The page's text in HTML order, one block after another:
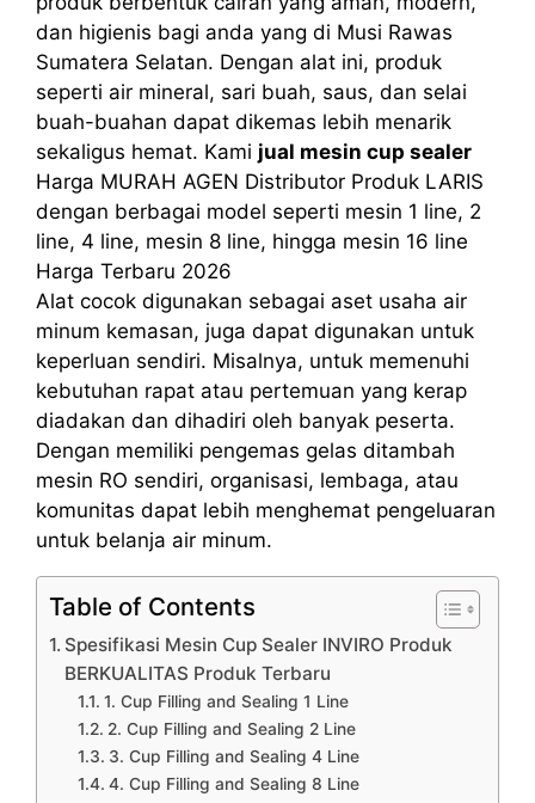
dan higienis bagi anda yang di Musi Rawas
Sumatera Selatan. Dengan alat ini, produk
seperti air mineral, sari buah, saus, dan selai
buah-buahan dapat dikemas lebih menarik
sekaligus hemat. Kami jual mesin cup sealer
Harga MURAH AGEN Distributor Produk LARIS
dengan berbagai model seperti mesin 1 line, 2
line, 4 line, mesin 8 line, hingga mesin 16 line
Harga Terbaru 2026
Alat cocok digunakan sebagai aset usaha air
minum kemasan, juga dapat digunakan untuk
keperluan sendiri. Misalnya, untuk memenuhi
kebutuhan rapat atau pertemuan yang kerap
diadakan dan dihadiri oleh banyak peserta.
Dengan memiliki pengemas gelas ditambah
mesin RO sendiri, organisasi, lembaga, atau
komunitas dapat lebih menghemat pengeluaran
untuk belanja air minum.
Table of Contents
Spesifikasi Mesin Cup Sealer INVIRO Produk
BERKUALITAS Produk Terbaru
1. Cup Filling and Sealing 1 Line
2. Cup Filling and Sealing 2 Line
3. Cup Filling and Sealing 4 Line
4. Cup Filling and Sealing 8 Line